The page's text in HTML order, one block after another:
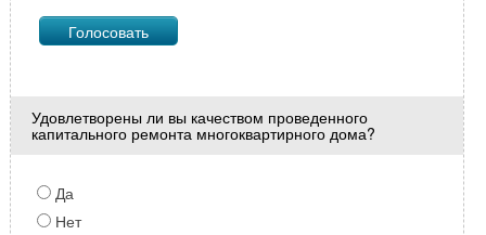
Удовлетворены ли вы качеством проведенного
капитального ремонта многоквартирного дома?
Да
Нет